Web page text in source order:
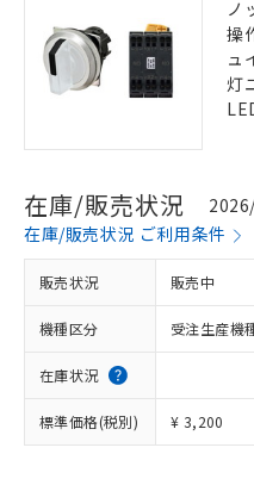
ノ
操
ュ
灯
在庫/販売状況
在庫/販売状況 ご利用条件
販売状況 販売中
機種区分 受注生産機
在庫状況
標準価格(税別) ¥ 3,200